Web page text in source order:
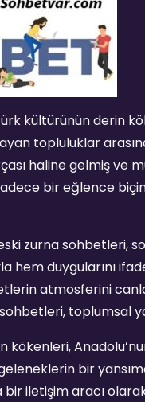
kültürünün derin
topluluklar
haline gelmiş ve
bir eğlence
zurna sohbetleri,
hem duygularını
atmosferini
toplumsal
kökenleri,
bir
bir iletişim aracı